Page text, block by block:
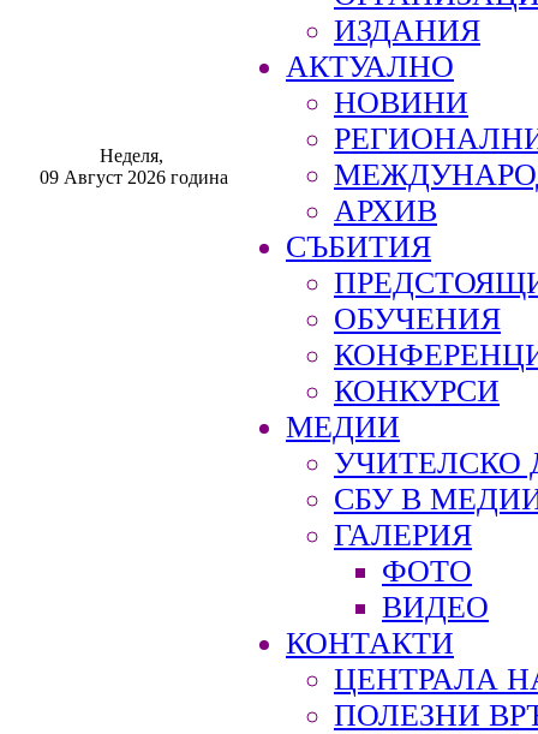
Неделя,
09 Август 2026 година
ИЗДАНИЯ
АКТУАЛНО
НОВИНИ
АРХИВ
СЪБИТИЯ
ОБУЧЕНИЯ
КОНКУРСИ
МЕДИИ
УЧИТЕЛСКО
СБУ В
ГАЛЕРИЯ
ФОТО
ВИДЕО
КОНТАКТИ
ЦЕНТРАЛА
ПОЛЕЗНИ